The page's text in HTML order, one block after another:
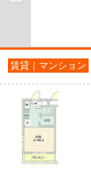
賃貸｜マンション